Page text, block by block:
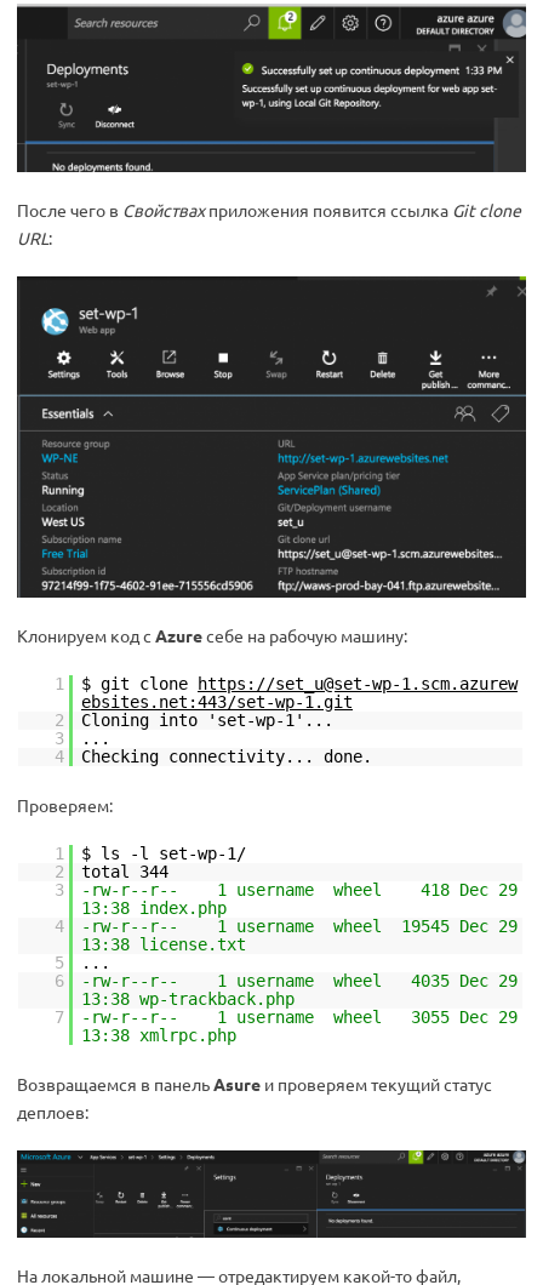
После чего в Свойствахприложения появится ссылка Git clone
URL:
Клонируем код с Azureсебе на рабочую машину:
1 $ git clone
https://set_u@set-wp-1.scm.azurew
ebsites.net:443/set-wp-1.git
2
Cloning into 'set-wp-1'...
3
...
4
Checking connectivity... done.
Проверяем:
1
$ ls -l set-wp-1/
2
total 344
3
-rw-r--r-- 1 username wheel 418 Dec 29
13:38 index.php
4
-rw-r--r-- 1 username wheel 19545 Dec 29
13:38 license.txt
5
...
6
-rw-r--r-- 1 username wheel 4035 Dec 29
13:38 wp-trackback.php
7
-rw-r--r-- 1 username wheel 3055 Dec 29
13:38 xmlrpc.php
Возвращаемся в панельAsure и проверяем текущий статус
деплоев:
На локальной машине — отредактируем какой-то файл,